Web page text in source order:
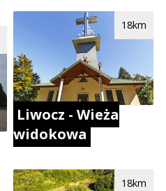
Liwocz - Wieża
widokowa
18km
18km